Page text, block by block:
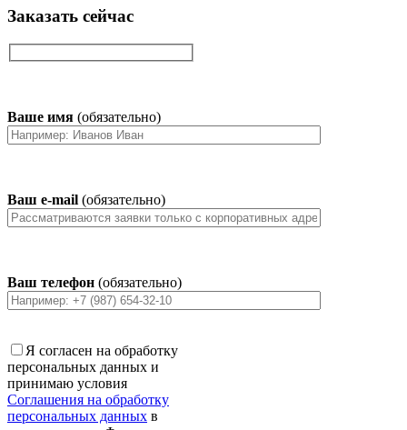
Заказать сейчас
Ваше имя (обязательно)
Ваш e-mail (обязательно)
Ваш телефон (обязательно)
Я согласен на обработку
персональных данных и
принимаю условия
Соглашения на обработку
персональных данных в